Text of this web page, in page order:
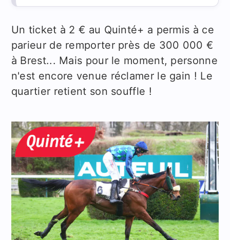
Un ticket à 2 € au Quinté+ a permis à ce
parieur de remporter près de 300 000 €
à Brest... Mais pour le moment, personne
n'est encore venue réclamer le gain ! Le
quartier retient son souffle !